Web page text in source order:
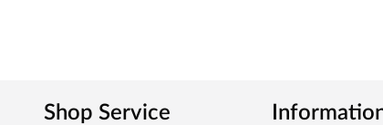
Shop Service